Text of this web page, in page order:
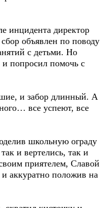
инцидента директор
объявлен по поводу
с детьми. Но
и попросил помочь с
и забор длинный. А
все успеют, все
школьную ограду
и вертелись, так и
приятелем, Славой
аккуратно положив на